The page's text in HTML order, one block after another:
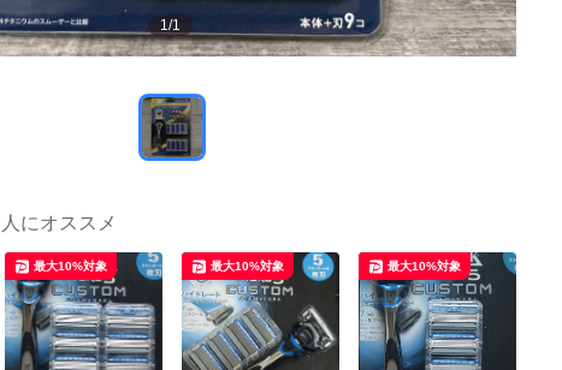
1/1
にオススメ
最大10%対象 最大10%対象 最大10%対象